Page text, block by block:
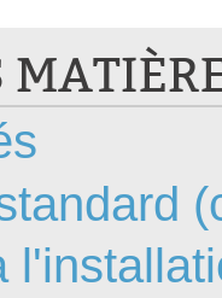
Collaboration
Comment nous
Configurations
courriel smtp